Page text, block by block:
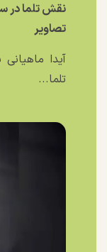
نقش تلما در
تصاویر
آیدا
تلما...